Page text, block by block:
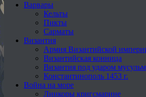
Варвары
Кельты
Пикты
Сарматы
Византия
Армия Византийской
Византийская конница
Византия под ударом
Константинополь 1453 г.
Война на море
Линкоры кригсмарине